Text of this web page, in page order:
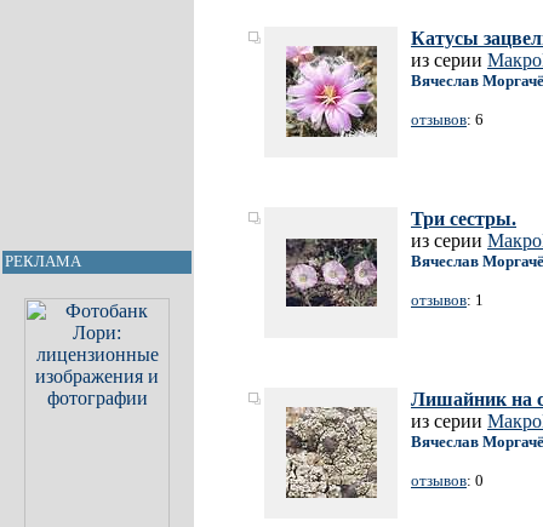
РЕКЛАМА
Катусы
из серии
Вячеслав
отзывов: 6
Три сестры.
из серии
Вячеслав
отзывов: 1
Лишайник на
из серии
Вячеслав
отзывов: 0